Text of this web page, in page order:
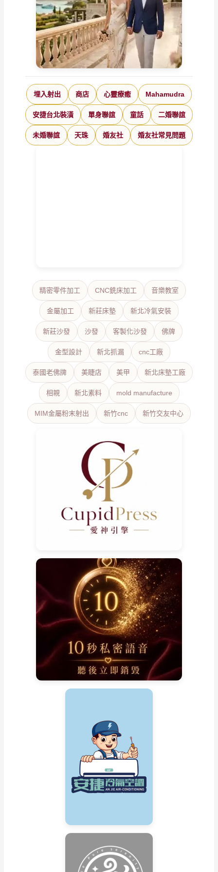
埋入射出 商店 心靈療癒 Mahamudra
安捷台北裝潢 單身聯誼 童話 二婚聯誼
未婚聯誼 天珠 婚友社 婚友社常見問題
精密零件加工 CNC銑床加工 音樂教室
金屬加工 新莊床墊 新北冷氣安裝
新莊沙發 沙發 客製化沙發 佛牌
金型設計 新北抓漏 cnc工廠
泰國老佛牌 美睫店 美甲 新北床墊工廠
相親 新北素料 mold manufacture
MIM金屬粉末射出 新竹cnc 新竹交友中心